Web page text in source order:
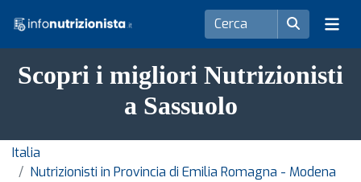
Scopri i migliori Nutrizionisti
a Sassuolo
Italia
Nutrizionisti in Provincia di Emilia Romagna - Modena